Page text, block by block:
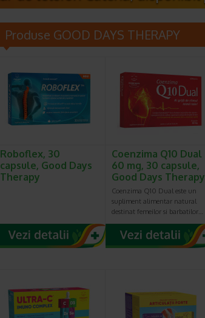
Produse GOOD DAYS THERAPY
Roboflex, 30
capsule, Good Days
Therapy
Coenzima Q10 Dual
60 mg, 30 capsule,
Good Days Therapy
Coenzima Q10 Dual este un
supliment alimentar natural
destinat femeilor si barbatilor…